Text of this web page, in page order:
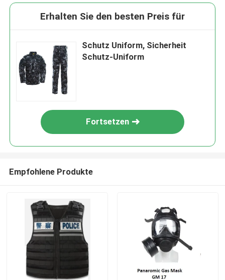
Erhalten Sie den besten Preis für
Schutz Uniform, Sicherheit
Schutz-Uniform
Fortsetzen
Empfohlene Produkte